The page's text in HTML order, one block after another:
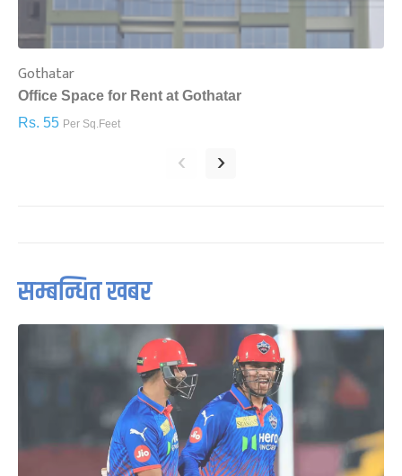
Gothatar
Office Space for Rent at Gothatar
Rs. 55 Per Sq.Feet
‹ ›
सम्बन्धित खबर